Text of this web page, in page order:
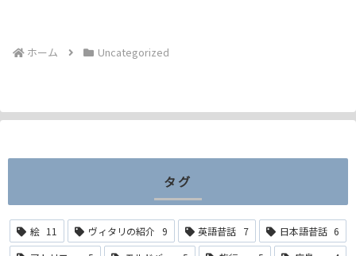
ホーム
Uncategorized
タグ
絵 11 ヴィタリの紹介 9 英語昔話 7 日本語昔話 6